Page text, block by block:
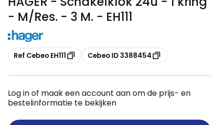
- M/Res. - 3 M. - EH111
Kopiëren
Ref Cebeo EH111 Kopiëren
Cebeo ID 3388454
Log in of maak een account aan om de prijs- en
bestelinformatie te bekijken